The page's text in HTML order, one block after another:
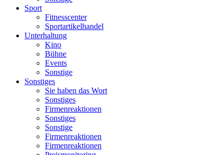
Sport
Fitnesscenter
Sportartikelhandel
Unterhaltung
Kino
Bühne
Events
Sonstige
Sonstiges
Sie haben das Wort
Sonstiges
Firmenreaktionen
Sonstiges
Sonstige
Firmenreaktionen
Firmenreaktionen